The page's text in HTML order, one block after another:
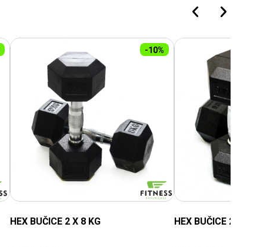
-10%
HEX BUČICE 2 X 8 KG HEX BUČICE 2 X 7,5